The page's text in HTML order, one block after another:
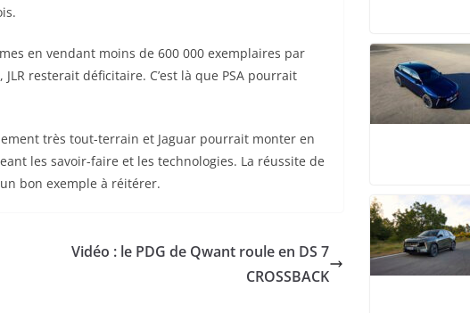
en vendant moins de 600 000 exemplaires par
resterait déficitaire. C’est là que PSA pourrait
très tout-terrain et Jaguar pourrait monter en
les savoir-faire et les technologies. La réussite de
bon exemple à réitérer.
Vidéo : le PDG de Qwant roule en DS 7
CROSSBACK